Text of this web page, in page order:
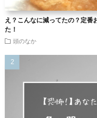
え？こんなに減ってたの？定番
た！
頭のなか